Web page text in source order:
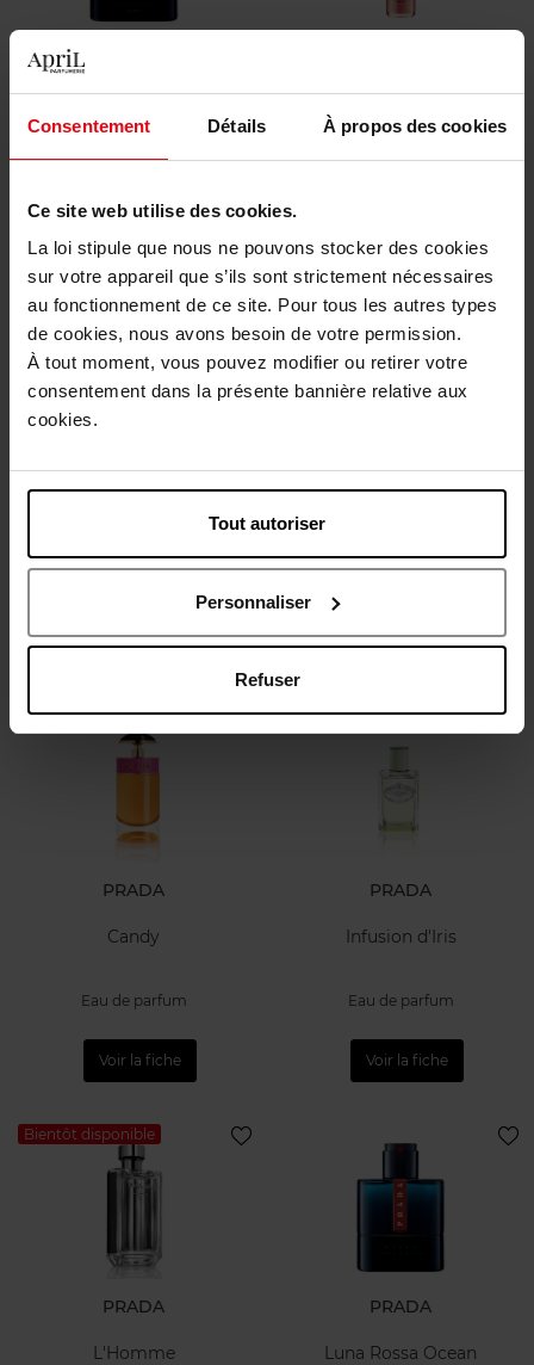
Consentement Détails À propos des cookies
Ce site web utilise des cookies.
La loi stipule que nous ne pouvons stocker des cookies
sur votre appareil que s’ils sont strictement nécessaires
au fonctionnement de ce site. Pour tous les autres types
de cookies, nous avons besoin de votre permission.
À tout moment, vous pouvez modifier ou retirer votre
consentement dans la présente bannière relative aux
cookies.
Tout autoriser
Personnaliser
Refuser
Parfum - Rechargeable
PARFUM
Rechargeable
EAU DE PARFUM INTENSE
PRADA
Luna Rossa Ocean
96,90 € Ajouter
PRADA
Prada Paradoxe Eau de
81,90 € Ajouter
PRADA
Candy
Eau de parfum
Voir la fiche
PRADA
Infusion d'Iris
Eau de parfum
Voir la fiche
Bientôt disponible
PRADA
L'Homme
PRADA
Luna Rossa Ocean